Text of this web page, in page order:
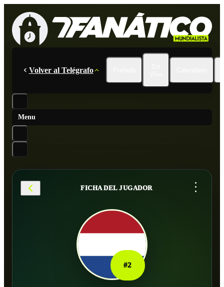
Volver al Telégrafo
Menu
FICHA DEL JUGADOR ...
#2